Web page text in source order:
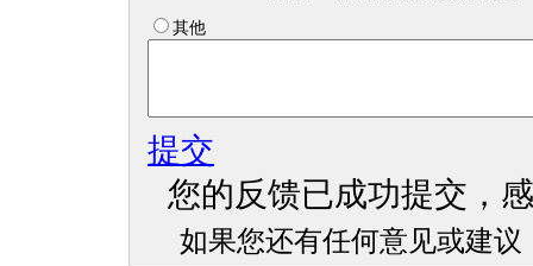
其他
提交
您的反馈已成功提交，
如果您还有任何意见或建